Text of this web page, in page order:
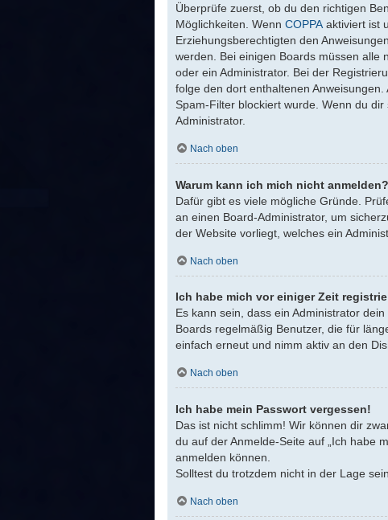
Überprüfe zuerst, ob du den richtigen
Möglichkeiten. Wenn COPPAaktiviert ist
Erziehungsberechtigten den
werden. Bei einigen Boards müssen alle
oder ein Administrator. Bei der
folge den dort enthaltenen
Spam-Filter blockiert wurde. Wenn du
Administrator.
Nach oben
Warum kann ich mich nicht anmelden?
Dafür gibt es viele mögliche Gründe.
an einen Board-Administrator, um
der Website vorliegt, welches ein
Nach oben
Ich habe mich vor einiger Zeit
Es kann sein, dass ein Administrator
Boards regelmäßig Benutzer, die für
einfach erneut und nimm aktiv an den
Nach oben
Ich habe mein Passwort vergessen!
Das ist nicht schlimm! Wir können dir
du auf der Anmelde-Seite auf „Ich habe
anmelden können.
Solltest du trotzdem nicht in der Lage
Nach oben